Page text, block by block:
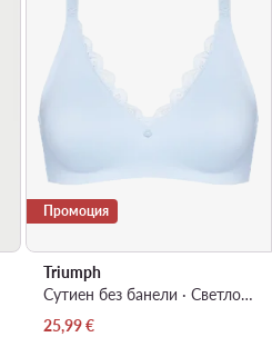
Промоция
Triumph
Сутиен без банели · Светлосиньо
Актуална цена
25,99€